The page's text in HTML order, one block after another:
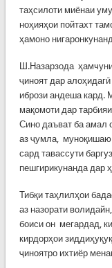
таҳсилоти миёнаи
ноҳияҳои пойтахт
ҳамоно
Ш.Назарзода
ҷиноят дар
ибрози андеша кард.
мақомоти дар
Сино даъват ба амал
аз ҷумла, муноқишаю
сард тавассути
пешгирикунанда дар
Тибқи таҳлилҳои
аз назорати
боиси он мегардад,
кирдорҳои
ҷиноятро ихтиёр